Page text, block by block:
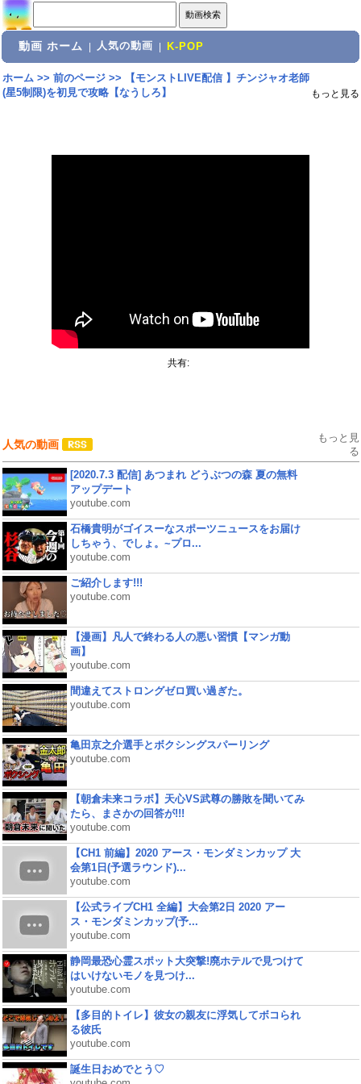
動画 ホーム 人気の動画 K-POP
ホーム>> 前のページ>>
【モンストLIVE配信 】チンジャオ老師
(星5制限)を初見で攻略【なうしろ】
もっと見る
共有:
人気の動画
もっと見
る
[2020.7.3 配信] あつまれ どうぶつの森 夏の無料
アップデート
youtube.com
石橋貴明がゴイスーなスポーツニュースをお届け
しちゃう、でしょ。~プロ...
youtube.com
ご紹介します!!!
youtube.com
【漫画】凡人で終わる人の悪い習慣【マンガ動
画】
youtube.com
間違えてストロングゼロ買い過ぎた。
youtube.com
亀田京之介選手とボクシングスパーリング
youtube.com
【朝倉未来コラボ】天心VS武尊の勝敗を聞いてみ
たら、まさかの回答が!!!
youtube.com
【CH1 前編】2020 アース・モンダミンカップ 大
会第1日(予選ラウンド)...
youtube.com
【公式ライブCH1 全編】大会第2日 2020 アー
ス・モンダミンカップ(予...
youtube.com
静岡最恐心霊スポット大突撃!廃ホテルで見つけて
はいけないモノを見つけ...
youtube.com
【多目的トイレ】彼女の親友に浮気してボコられ
る彼氏
youtube.com
誕生日おめでとう♡